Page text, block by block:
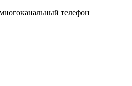
телефон